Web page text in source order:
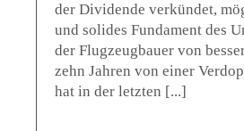
der Dividende verkündet,
und solides Fundament des
der Flugzeugbauer von
zehn Jahren von einer
hat in der letzten [...]